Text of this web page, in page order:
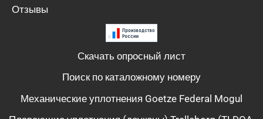
Отзывы
Скачать опросный лист
Поиск по каталожному номеру
Механические уплотнения Goetze Federal Mogul